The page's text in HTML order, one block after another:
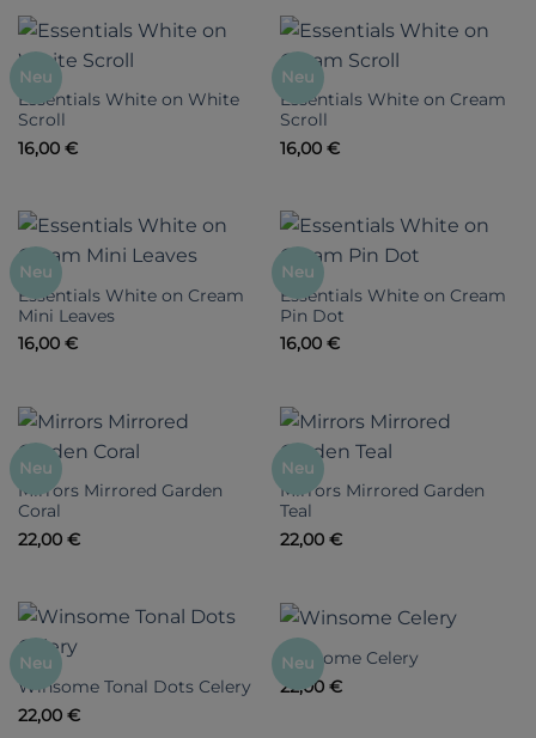
Neu
Essentials White on White
Scroll
16,00 €
Neu
Essentials White on Cream
Scroll
16,00 €
Neu
Essentials White on Cream
Mini Leaves
16,00 €
Neu
Essentials White on Cream
Pin Dot
16,00 €
Neu
Mirrors Mirrored Garden
Coral
22,00 €
Neu
Mirrors Mirrored Garden
Teal
22,00 €
Neu
Winsome Tonal Dots Celery
22,00 €
Neu
Winsome Celery
22,00 €